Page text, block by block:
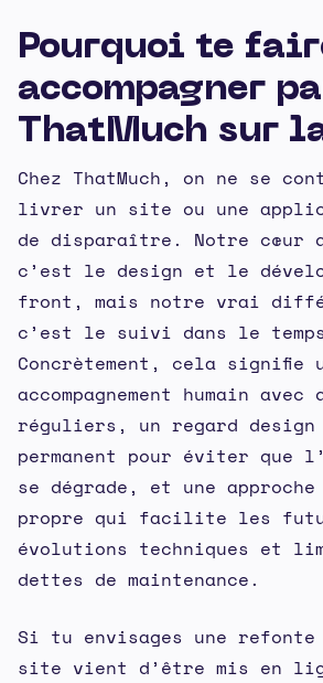
Pourquoi te
accompagner
ThatMuch sur
Chez ThatMuch, on ne se
livrer un site ou une
de disparaître. Notre cœur
c’est le design et le
front, mais notre vrai
c’est le suivi dans le
Concrètement, cela signifie
accompagnement humain avec
réguliers, un regard design
permanent pour éviter que
se dégrade, et une
propre qui facilite les
évolutions techniques et
dettes de maintenance.
Si tu envisages une
site vient d’être mis en